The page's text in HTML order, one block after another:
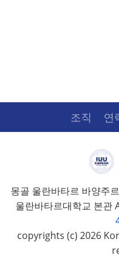
조직 연
몽골 울란바타르 바양주
울란바타르대학교 본관
copyrights (c) 2026